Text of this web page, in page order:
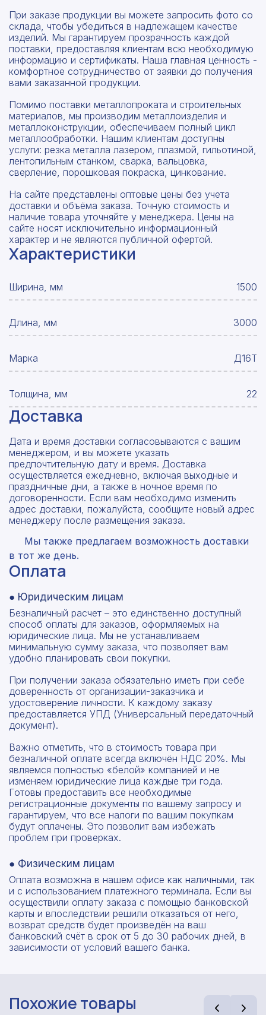
При заказе продукции вы можете запросить фото со
склада, чтобы убедиться в надлежащем качестве
изделий. Мы гарантируем прозрачность каждой
поставки, предоставляя клиентам всю необходимую
информацию и сертификаты. Наша главная ценность -
комфортное сотрудничество от заявки до получения
вами заказанной продукции.
Помимо поставки металлопроката и строительных
материалов, мы производим металлоизделия и
металлоконструкции, обеспечиваем полный цикл
металлообработки. Нашим клиентам доступны
услуги: резка металла лазером, плазмой, гильотиной,
лентопильным станком, сварка, вальцовка,
сверление, порошковая покраска, цинкование.
На сайте представлены оптовые цены без учета
доставки и объёма заказа. Точную стоимость и
наличие товара уточняйте у менеджера. Цены на
сайте носят исключительно информационный
характер и не являются публичной офертой.
Характеристики
Ширина, мм 1500
Длина, мм 3000
Марка Д16Т
Толщина, мм 22
Доставка
Дата и время доставки согласовываются с вашим
менеджером, и вы можете указать
предпочтительную дату и время. Доставка
осуществляется ежедневно, включая выходные и
праздничные дни, а также в ночное время по
договоренности. Если вам необходимо изменить
адрес доставки, пожалуйста, сообщите новый адрес
менеджеру после размещения заказа.
Мы также предлагаем возможность доставки
в тот же день.
Оплата
● Юридическим лицам
Безналичный расчет – это единственно доступный
способ оплаты для заказов, оформляемых на
юридические лица. Мы не устанавливаем
минимальную сумму заказа, что позволяет вам
удобно планировать свои покупки.
При получении заказа обязательно иметь при себе
доверенность от организации-заказчика и
удостоверение личности. К каждому заказу
предоставляется УПД (Универсальный передаточный
документ).
Важно отметить, что в стоимость товара при
безналичной оплате всегда включён НДС 20%. Мы
являемся полностью «белой» компанией и не
изменяем юридические лица каждые три года.
Готовы предоставить все необходимые
регистрационные документы по вашему запросу и
гарантируем, что все налоги по вашим покупкам
будут оплачены. Это позволит вам избежать
проблем при проверках.
● Физическим лицам
Оплата возможна в нашем офисе как наличными, так
и с использованием платежного терминала. Если вы
осуществили оплату заказа с помощью банковской
карты и впоследствии решили отказаться от него,
возврат средств будет произведён на ваш
банковский счёт в срок от 5 до 30 рабочих дней, в
зависимости от условий вашего банка.
Похожие товары